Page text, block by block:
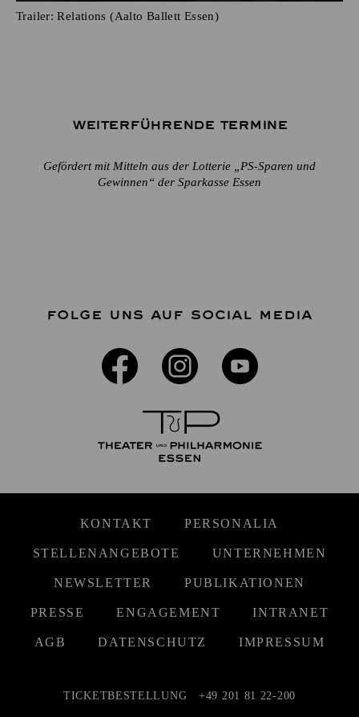
Trailer: Relations (Aalto Ballett Essen)
Weiterführende Termine
Gefördert mit Mitteln aus der Lotterie „PS-Sparen und
Gewinnen“ der Sparkasse Essen
FOLGE UNS AUF SOCIAL MEDIA
KONTAKT PERSONALIA
STELLENANGEBOTE UNTERNEHMEN
NEWSLETTER PUBLIKATIONEN
PRESSE ENGAGEMENT INTRANET
AGB DATENSCHUTZ IMPRESSUM
TICKETBESTELLUNG +49 201 81 22-200